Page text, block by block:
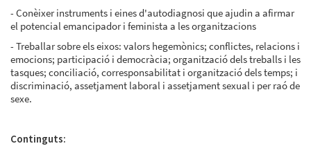
- Conèixer instruments i eines d'autodiagnosi que ajudin a afirmar
el potencial emancipador i feminista a les organitzacions
- Treballar sobre els eixos: valors hegemònics; conflictes, relacions i
emocions; participació i democràcia; organització dels treballs i les
tasques; conciliació, corresponsabilitat i organització dels temps; i
discriminació, assetjament laboral i assetjament sexual i per raó de
sexe.
Continguts: